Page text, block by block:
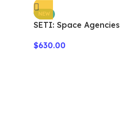
NEW
SETI: Space Agencies
$630.00